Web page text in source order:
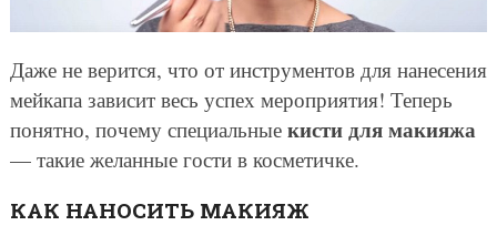
Даже не верится, что от инструментов для нанесения
мейкапа зависит весь успех мероприятия! Теперь
понятно, почему специальные кисти для макияжа
— такие желанные гости в косметичке.
КАК НАНОСИТЬ МАКИЯЖ